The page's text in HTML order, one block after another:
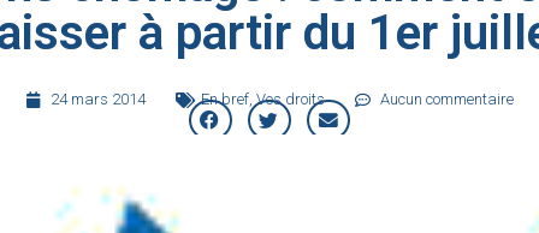
à partir du 1er
24 mars 2014 En bref,Vos droits Aucun commentaire